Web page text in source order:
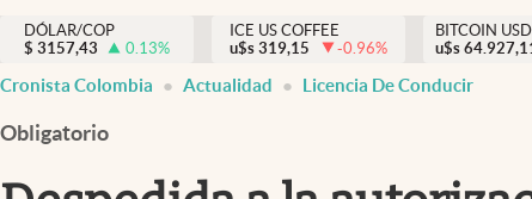
Tiempo libre
Dólar y mercados
Curiosidades
DÓLAR/COP
$ 3157,43 0.13%
ICE US COFFEE
u$s 319,15 -0.96%
BITCOIN USD
u$s
Cronista Colombia Actualidad Licencia De Conducir
Obligatorio